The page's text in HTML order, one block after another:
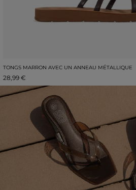
TONGS MARRON AVEC UN ANNEAU MÉTALLIQUE
28,99 €